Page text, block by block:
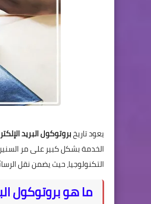
يعود تاريخبروتوكول البريد
الخدمة بشكل كبير على مر
التكنولوجيا، حيث يضمن نقل
ما هو بروتوكول